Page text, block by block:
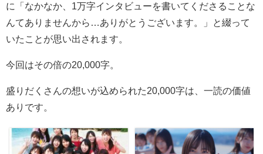
に「なかなか、 1 万字インタビューを書いてくださることな
んてありませんから
ありがとうございます。」と綴って
いたことが思い出されます。
今回はその倍の20,000字。
盛りだくさんの想いが込められた20,000字は、一読の価値
ありです。